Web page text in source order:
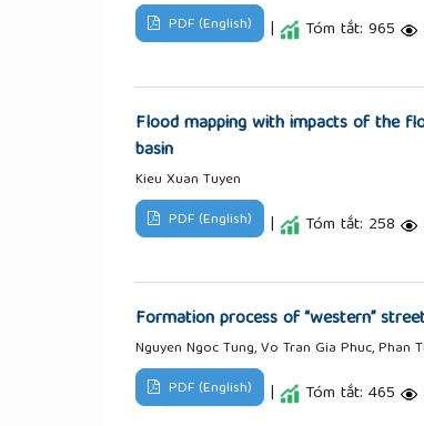
PDF (English) | Tóm tắt: 965
Flood mapping with impacts of the
basin
Kieu Xuan Tuyen
PDF (English) | Tóm tắt: 258
Formation process of “western”
Nguyen Ngoc Tung, Vo Tran Gia Phuc, Phan
PDF (English) | Tóm tắt: 465